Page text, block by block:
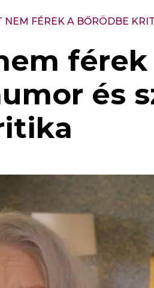
NEM FÉREK A BŐRÖDBE
férek
és